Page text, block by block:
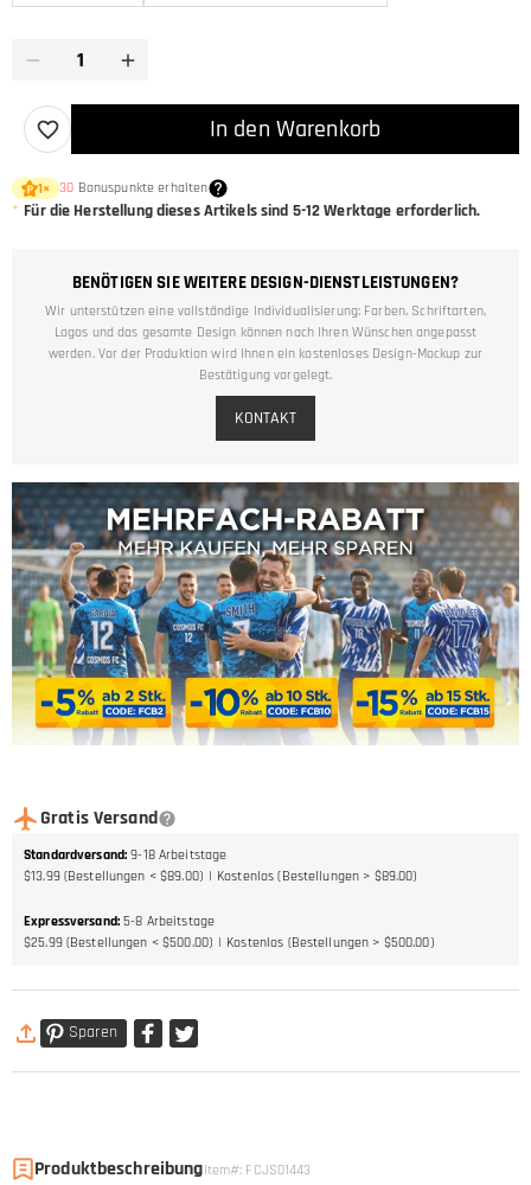
In den Warenkorb
1× 30 Bonuspunkte erhalten
* Für die Herstellung dieses Artikels sind 5-12Werktage erforderlich.
BENÖTIGEN SIE WEITERE DESIGN-DIENSTLEISTUNGEN?
Wir unterstützen eine vollständige Individualisierung: Farben, Schriftarten,
Logos und das gesamte Design können nach Ihren Wünschen angepasst
werden. Vor der Produktion wird Ihnen ein kostenloses Design-Mockup zur
Bestätigung vorgelegt.
KONTAKT
Gratis Versand
Standardversand: 9-18 Arbeitstage
$13.99 (Bestellungen < $89.00)
Kostenlos (Bestellungen > $89.00)
Expressversand: 5-8 Arbeitstage
$25.99 (Bestellungen < $500.00)
Kostenlos (Bestellungen > $500.00)
Sparen
ProduktbeschreibungItem#: FCJS01443